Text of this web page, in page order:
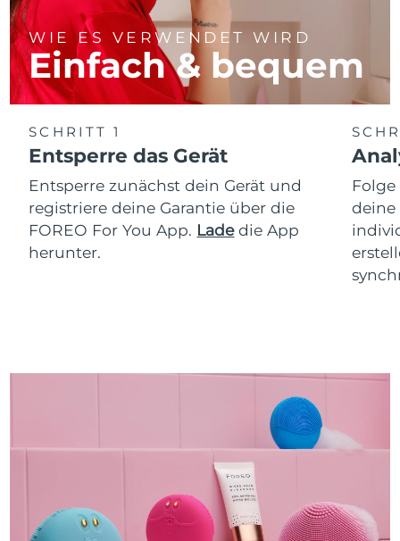
WIE ES VERWENDET WIRD
Einfach & bequem
SCHRITT 1
Entsperre das Gerät
Entsperre zunächst dein Gerät und
registriere deine Garantie über die
FOREO For You App. Ladedie App
herunter.
deine